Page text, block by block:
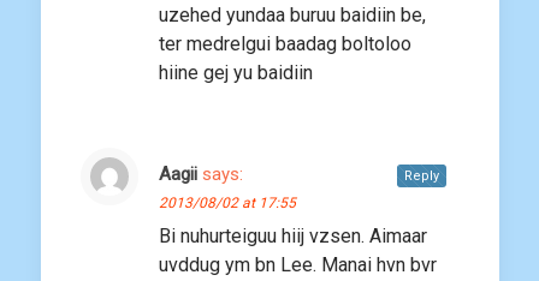
uzehed yundaa buruu baidiin be,
ter medrelgui baadag boltoloo
hiine gej yu baidiin
Aagii says:
2013/08/02 at 17:55
Bi nuhurteiguu hiij vzsen. Aimaar
uvddug ym bn Lee. Manai hvn bvr
Reply